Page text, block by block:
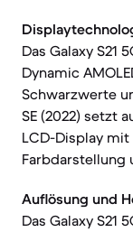
Das Galaxy S21
Dynamic
Schwarzwerte
SE (2022) setzt
LCD-Display mit
Farbdarstellung
Auflösung und
Das Galaxy S21